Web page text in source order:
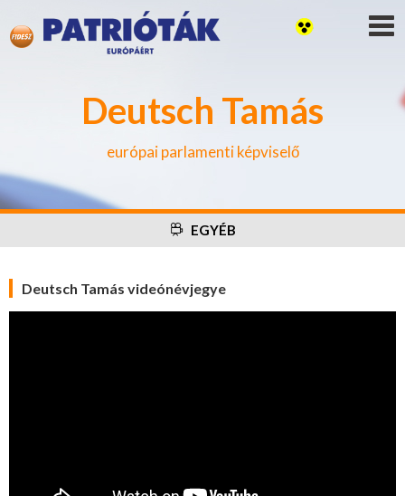
Deutsch Tamás
európai parlamenti képviselő
EGYÉB
Deutsch Tamás videónévjegye